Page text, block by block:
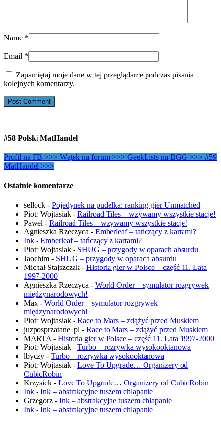
Name *
Email *
Zapamiętaj moje dane w tej przeglądarce podczas pisania
kolejnych komentarzy.
#58 Polski MatHandel
Profil na FB >>> Wątek na forum >>> GeekLists na BGG >>> #59
MatHandel >>>
Ostatnie komentarze
sellock - Pojedynek na pudełka: ranking gier Unmatched
Piotr Wojtasiak - Railroad Tiles – wzywamy wszystkie stacje!
Paweł- Railroad Tiles – wzywamy wszystkie stacje!
Agnieszka Rzeczyca - Emberleaf – tańczący z kartami?
Ink - Emberleaf – tańczący z kartami?
Piotr Wojtasiak - SHUG – przygody w oparach absurdu
Jaochim - SHUG – przygody w oparach absurdu
Michał Stajszczak - Historia gier w Polsce – część 11. Lata
1997-2000
Agnieszka Rzeczyca - World Order – symulator rozgrywek
międzynarodowych!
Max - World Order – symulator rozgrywek
międzynarodowych!
Piotr Wojtasiak - Race to Mars – zdążyć przed Muskiem
juzposprzatane_pl - Race to Mars – zdążyć przed Muskiem
MARTA - Historia gier w Polsce – część 11. Lata 1997-2000
Piotr Wojtasiak - Turbo – rozrywka wysokooktanowa
lbyczy - Turbo – rozrywka wysokooktanowa
Piotr Wojtasiak - Love To Upgrade… Organizery od
CubicRobin
Krzysiek - Love To Upgrade… Organizery od CubicRobin
Ink - Ink – abstrakcyjne tuszem chlapanie
Grzegorz - Ink – abstrakcyjne tuszem chlapanie
Ink - Ink – abstrakcyjne tuszem chlapanie